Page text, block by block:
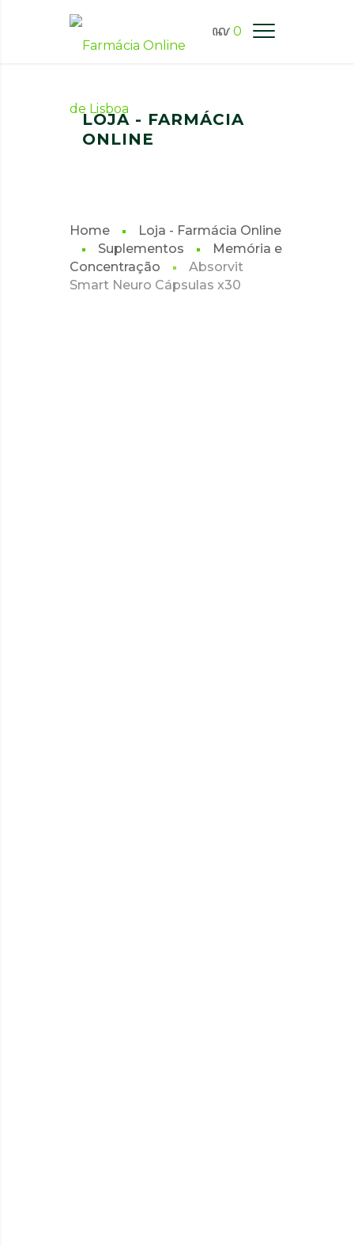
0
FARMÁCIA ONLINE LISBOA
LOJA - FARMÁCIA
ONLINE
Home
Loja - Farmácia Online
Suplementos
Memória e
Concentração
Absorvit
Smart Neuro Cápsulas x30